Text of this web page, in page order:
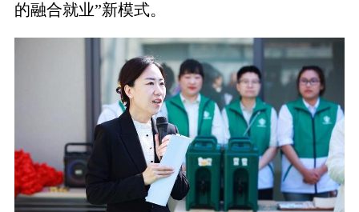
的融合就业”新模式。